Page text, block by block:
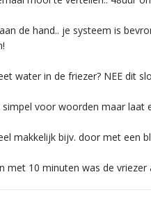
de hand.. je systeem is
water in de friezer? NEE dit
voor woorden maar laat
makkelijk bijv. door met een
met 10 minuten was de vriezer